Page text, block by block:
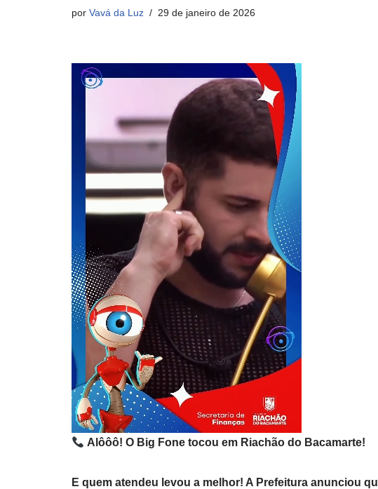
por Vavá da Luz 29 de janeiro de 2026
Alôôô! O Big Fone tocou em Riachão do Bacamarte!
E quem atendeu levou a melhor! A Prefeitura anunciou